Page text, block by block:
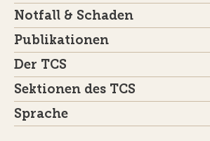
Notfall & Schaden
Publikationen
Der TCS
Sektionen des TCS
Sprache